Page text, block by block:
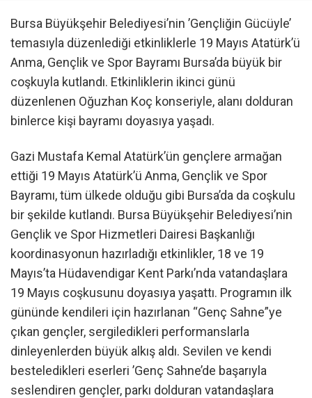
Bursa Büyükşehir Belediyesi’nin ’Gençliğin Gücüyle’
temasıyla düzenlediği etkinliklerle 19 Mayıs Atatürk’ü
Anma, Gençlik ve Spor Bayramı Bursa’da büyük bir
coşkuyla kutlandı. Etkinliklerin ikinci günü
düzenlenen Oğuzhan Koç konseriyle, alanı dolduran
binlerce kişi bayramı doyasıya yaşadı.
Gazi Mustafa Kemal Atatürk’ün gençlere armağan
ettiği 19 Mayıs Atatürk’ü Anma, Gençlik ve Spor
Bayramı, tüm ülkede olduğu gibi Bursa’da da coşkulu
bir şekilde kutlandı. Bursa Büyükşehir Belediyesi’nin
Gençlik ve Spor Hizmetleri Dairesi Başkanlığı
koordinasyonun hazırladığı etkinlikler, 18 ve 19
Mayıs’ta Hüdavendigar Kent Parkı’nda vatandaşlara
19 Mayıs coşkusunu doyasıya yaşattı. Programın ilk
gününde kendileri için hazırlanan “Genç Sahne”ye
çıkan gençler, sergiledikleri performanslarla
dinleyenlerden büyük alkış aldı. Sevilen ve kendi
besteledikleri eserleri ’Genç Sahne’de başarıyla
seslendiren gençler, parkı dolduran vatandaşlara